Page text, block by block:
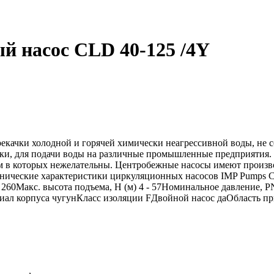
насос CLD 40-125 /4Y
холодной и горячей химически неагрессивной воды, не
для подачи воды на различные промышленные
в которых нежелательны. Центробежные насосы имеют
характеристики циркуляционных насосов IMP
высота подъема, Н (м) 4 - 57Номинальное давление,
корпуса чугунКласс изоляции FДвойной насос даОбласть